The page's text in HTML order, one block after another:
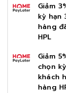
Giảm
kỳ hạn
hàng
HPL
Giảm
chọn
khách
hàng